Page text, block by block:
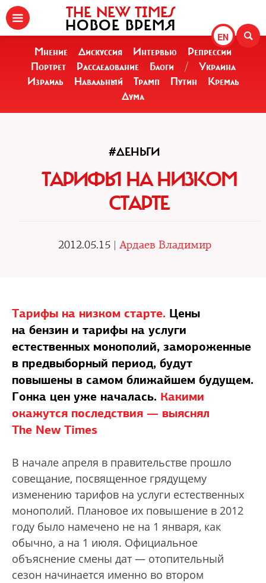
EN
THE NEW TIMES
НОВОЕ ВРЕМЯ
Мнение Дискуссия Интервью
Репрессии
Портрет
Расследование Блоги /
Украина
Израиль
Навальный Трамп Путин
Кремль
Дума
#ДЕНЬГИ
ТАРИФЫ НА НИЗКОМ
СТАРТЕ
2012.05.15 | Ардаев Владимир
Тарифы на низком старте. Цены
на бензин и тарифы на услуги
естественных монополий, замороженные
в предвыборный период, будут
повышены в самом ближайшем будущем.
Гонка цен уже началась. Какими
окажутся последствия — выяснял
The New Times
В начале апреля в правительстве прошло
совещание, посвященное грядущему
изменению тарифов на услуги естественных
монополий. Плановое их повышение в 2012
году было намечено не на 1 января, как
обычно, а на 1 июля. Официальное
объяснение смены дат — отопительный
сезон начинается именно во втором